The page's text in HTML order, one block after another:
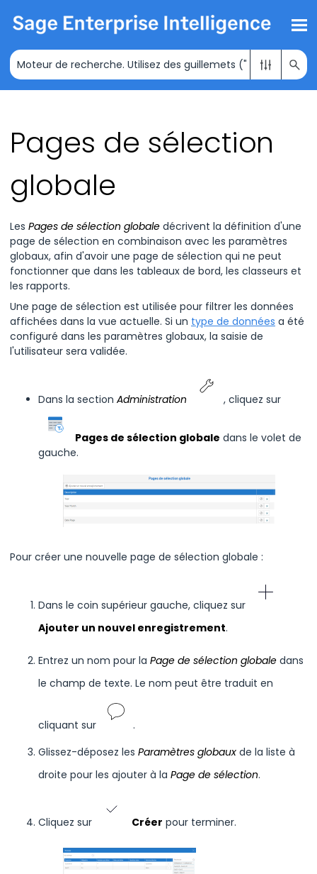
Passer au contenu principal
Pages de sélection
globale
Les Pages de sélection globale décrivent la définition d'une
page de sélection en combinaison avec les paramètres
globaux, afin d'avoir une page de sélection qui ne peut
fonctionner que dans les tableaux de bord, les classeurs et
les rapports.
Une page de sélection est utilisée pour filtrer les données
affichées dans la vue actuelle. Si un type de données a été
configuré dans les paramètres globaux, la saisie de
l'utilisateur sera validée.
Dans la section Administration , cliquez sur
Pages de sélection globale dans le volet de
gauche.
Pour créer une nouvelle page de sélection globale :
Dans le coin supérieur gauche, cliquez sur
Ajouter un nouvel enregistrement.
Entrez un nom pour la Page de sélection globale dans
le champ de texte. Le nom peut être traduit en
cliquant sur
.
Glissez-déposez les Paramètres globaux de la liste à
droite pour les ajouter à la Page de sélection.
Cliquez sur Créer pour terminer.